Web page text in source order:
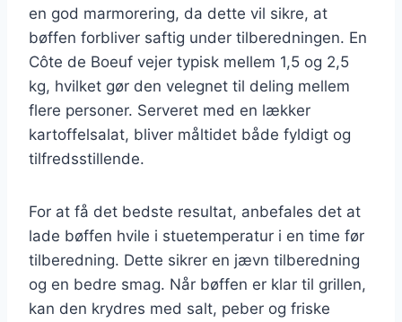
en god marmorering, da dette vil sikre, at
bøffen forbliver saftig under tilberedningen. En
Côte de Boeuf vejer typisk mellem 1,5 og 2,5
kg, hvilket gør den velegnet til deling mellem
flere personer. Serveret med en lækker
kartoffelsalat, bliver måltidet både fyldigt og
tilfredsstillende.
For at få det bedste resultat, anbefales det at
lade bøffen hvile i stuetemperatur i en time før
tilberedning. Dette sikrer en jævn tilberedning
og en bedre smag. Når bøffen er klar til grillen,
kan den krydres med salt, peber og friske